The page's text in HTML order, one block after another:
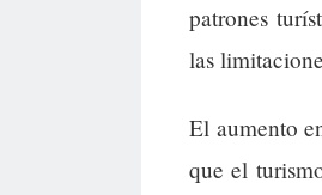
patrones
las
El aumento
que el